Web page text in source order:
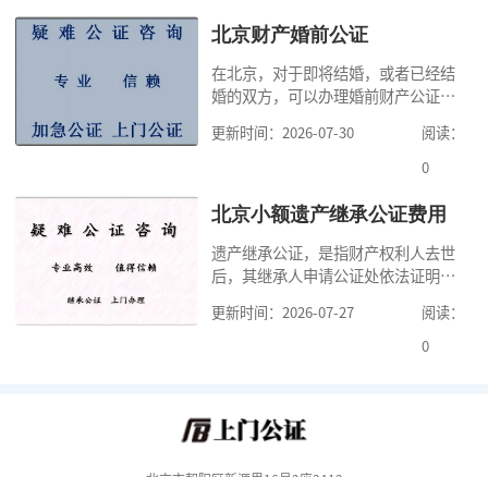
家，办理公证的时候除了需要按照公
道北京公证需要什么材料,北京公证需
要多少钱？北京公
北京财产婚前公证
在北京，对于即将结婚，或者已经结
婚的双方，可以办理婚前财产公证，
式，可以避免个人财产引发的纠纷，
但是，在北京办理婚前财产公证，除
料外，公证咨询告诉大家，我们有必
京婚前财产公证机构？了解这些不仅
有利于我们根
更新时间：2026-07-30
阅读：
0
北京小额遗产继承公证费用
遗产继承公证，是指财产权利人去世
后，其继承人申请公证处依法证明继
的证明活动。通过公证，继承人可以
拿着享有继承权的公证书办理遗产过
费。我们在办理继承公证的时候，需
更新时间：2026-07-27
阅读：
0